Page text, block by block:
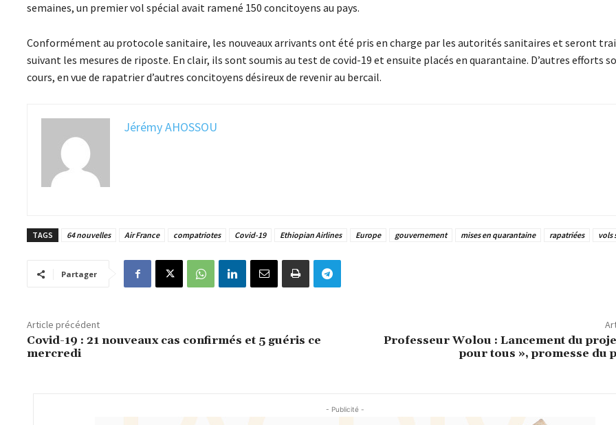
semaines, un premier vol spécial avait ramené 150 concitoyens au pays.
Conformément au protocole sanitaire, les nouveaux arrivants ont été pris en charge par les autorités sanitaires et seront
suivant les mesures de riposte. En clair, ils sont soumis au test de covid-19 et ensuite placés en quarantaine. D’autres efforts
cours, en vue de rapatrier d’autres concitoyens désireux de revenir au bercail.
Jérémy AHOSSOU
TAGS 64 nouvelles Air France compatriotes Covid-19 Ethiopian Airlines Europe gouvernement mises en quarantaine rapatriées vols
Partager
Article précédent
Covid-19 : 21 nouveaux cas confirmés et 5 guéris ce
mercredi
Professeur Wolou : Lancement du
pour tous », promesse du
- Publicité -